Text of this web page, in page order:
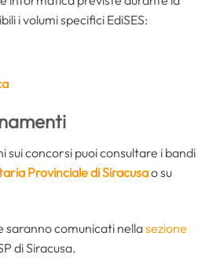
i volumi specifici EdiSES:
concorsi puoi consultare i bandi
Provinciale di Siracusao su
saranno comunicati nellasezione
di Siracusa.